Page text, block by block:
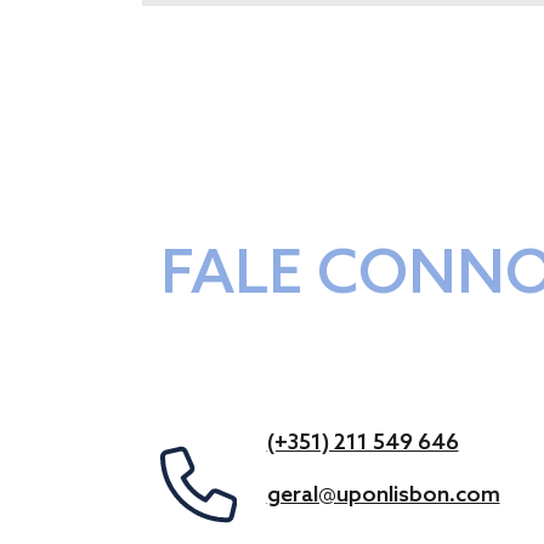
FALE
(+351) 211 549 646
geral@uponlisbon.com